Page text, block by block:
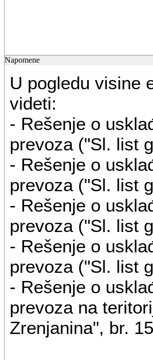
Napomene
U pogledu visine
videti:
- Rešenje o
prevoza ("Sl. list
- Rešenje o
prevoza ("Sl. list
- Rešenje o
prevoza ("Sl. list
- Rešenje o
prevoza ("Sl. list
- Rešenje o
prevoza na
Zrenjanina", br.